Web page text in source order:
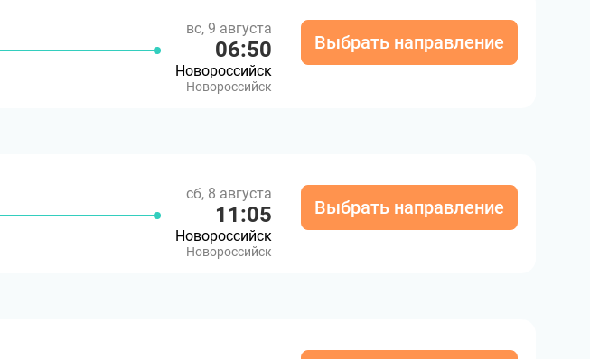
вс, 9 августа
06:50
Новороссийск
Новороссийск
Выбрать направление
сб, 8 августа
11:05
Новороссийск
Новороссийск
Выбрать направление